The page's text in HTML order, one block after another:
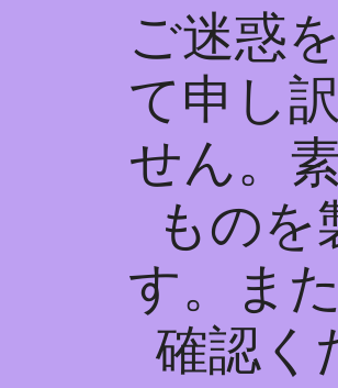
ご迷惑
て申し
せん。
もの
す。ま
確認く